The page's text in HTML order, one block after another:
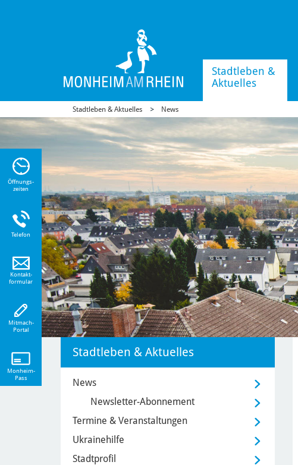
Stadtleben &
Aktuelles
Stadtleben & Aktuelles News
Stadtleben & Aktuelles
News
Newsletter-Abonnement
Termine & Veranstaltungen
Ukrainehilfe
Stadtprofil
Öffnungs-
zeiten
Telefon
Kontakt-
formular
Mitmach-
Portal
Monheim-
Pass
Sie
zu